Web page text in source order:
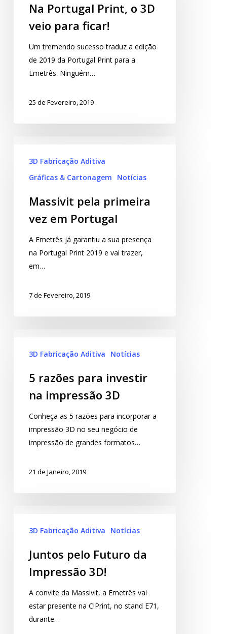
Na Portugal Print, o 3D
veio para ficar!
Um tremendo sucesso traduz a edição
de 2019 da Portugal Print para a
Emetrês. Ninguém…
25 de Fevereiro, 2019
3D Fabricação Aditiva
Gráficas & Cartonagem
Notícias
Massivit pela primeira
vez em Portugal
A Emetrês já garantiu a sua presença
na Portugal Print 2019 e vai trazer,
em…
7 de Fevereiro, 2019
3D Fabricação Aditiva Notícias
5 razões para investir
na impressão 3D
Conheça as 5 razões para incorporar a
impressão 3D no seu negócio de
impressão de grandes formatos…
21 de Janeiro, 2019
3D Fabricação Aditiva Notícias
Juntos pelo Futuro da
Impressão 3D!
A convite da Massivit, a Emetrês vai
estar presente na C!Print, no stand E71,
durante…